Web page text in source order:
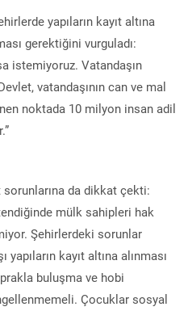
yapıların kayıt altına
gerektiğini vurguladı:
istemiyoruz. Vatandaşın
vatandaşının can ve mal
noktada 10 milyon insan adil
da dikkat çekti:
mülk sahipleri hak
Şehirlerdeki sorunlar
kayıt altına alınması
buluşma ve hobi
Çocuklar sosyal